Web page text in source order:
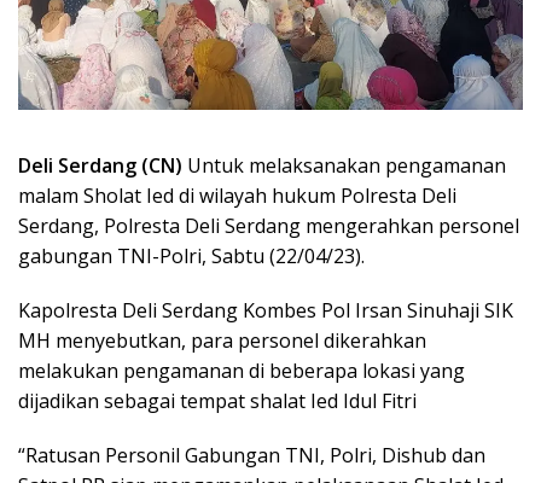
Deli Serdang (CN) Untuk melaksanakan pengamanan
malam Sholat Ied di wilayah hukum Polresta Deli
Serdang, Polresta Deli Serdang mengerahkan personel
gabungan TNI-Polri, Sabtu (22/04/23).
Kapolresta Deli Serdang Kombes Pol Irsan Sinuhaji SIK
MH menyebutkan, para personel dikerahkan
melakukan pengamanan di beberapa lokasi yang
dijadikan sebagai tempat shalat Ied Idul Fitri
“Ratusan Personil Gabungan TNI, Polri, Dishub dan